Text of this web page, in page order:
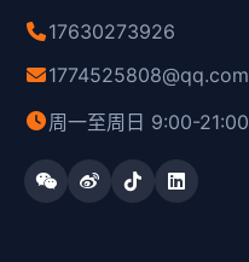
17630273926
1774525808@qq.com
周一至周日 9:00-21:00